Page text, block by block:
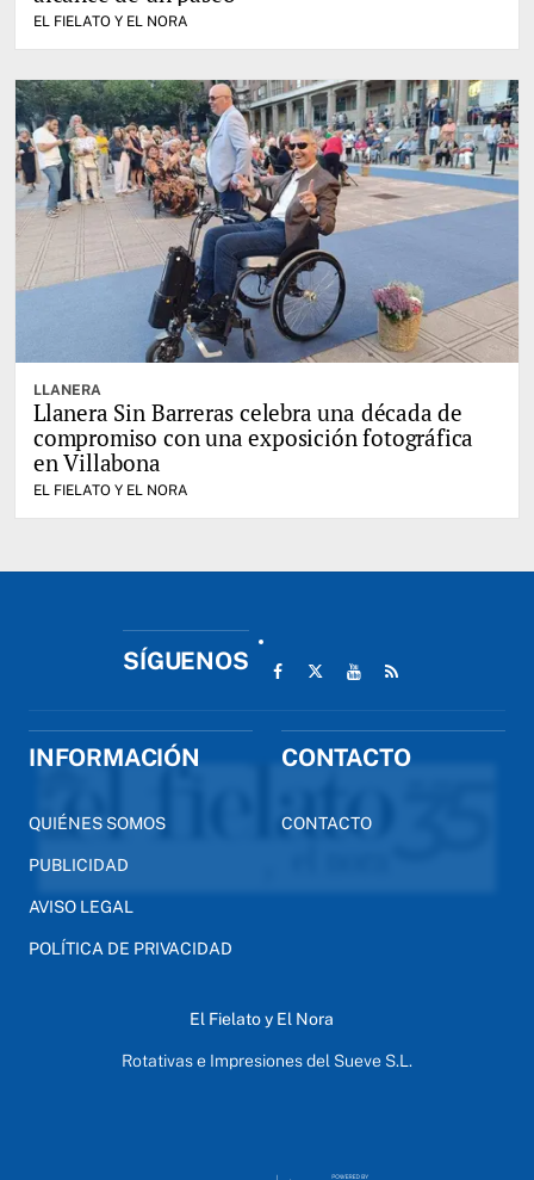
EL FIELATO Y EL NORA
LLANERA
Llanera Sin Barreras celebra una década de
compromiso con una exposición fotográfica
en Villabona
EL FIELATO Y EL NORA
SÍGUENOS
INFORMACIÓN
QUIÉNES SOMOS
PUBLICIDAD
AVISO LEGAL
POLÍTICA DE PRIVACIDAD
CONTACTO
CONTACTO
El Fielato y El Nora
Rotativas e Impresiones del Sueve S.L.